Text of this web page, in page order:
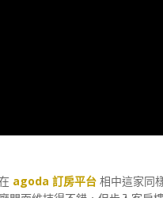
agoda 訂房平台 相中這家同